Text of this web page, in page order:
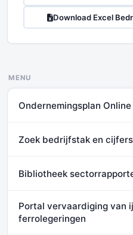
Download Excel
MENU
Ondernemingsplan Online
Zoek bedrijfstak en cijfers
Bibliotheek
Portal vervaardiging van
ferrolegeringen